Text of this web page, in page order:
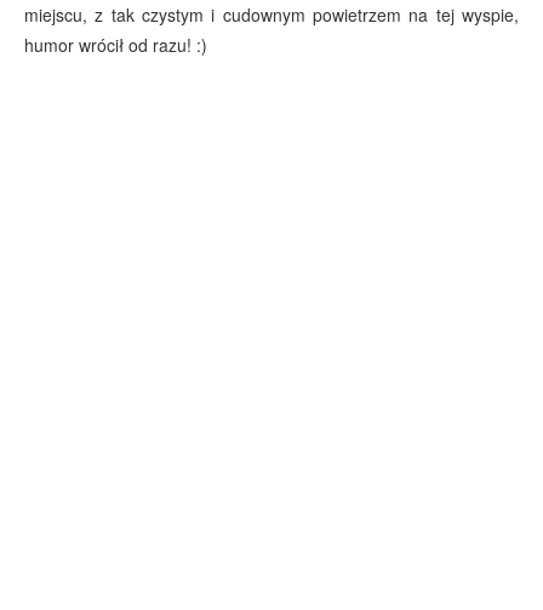
miejscu, z tak czystym i cudownym powietrzem na tej wyspie,
humor wrócił od razu! :)